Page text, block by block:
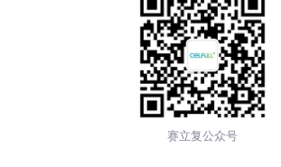
赛立复公众号